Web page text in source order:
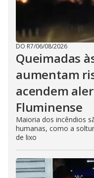
DO R7/06/08/2026
Queimadas
aumentam
acendem
Fluminense
Maioria dos incêndios
humanas, como a
de lixo